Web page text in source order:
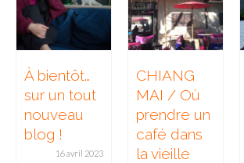
VIETNAM
– Hanoi
– Hué & Hoi An
– Quy Nhon
BONNES ADRESSES
À bientôt…
sur un tout
nouveau
blog !
16 avril 2023
CHIANG
MAI / Où
prendre un
café dans
la vieille